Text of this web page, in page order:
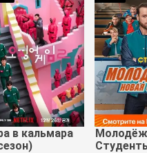
в кальмара